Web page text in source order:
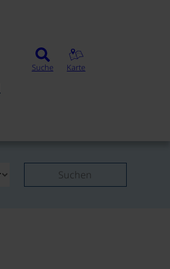
Suche Karte
Suchen